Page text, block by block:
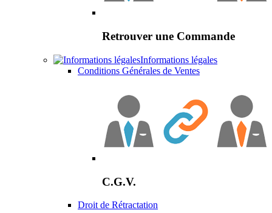
Retrouver une Commande
Informations légales
Conditions Générales de Ventes
C.G.V.
Droit de Rétractation